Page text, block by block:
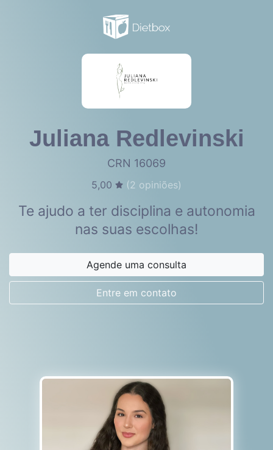
Juliana Redlevinski
CRN 16069
5,00 (2 opiniões)
Te ajudo a ter disciplina e autonomia
nas suas escolhas!
Agende uma consulta
Entre em contato